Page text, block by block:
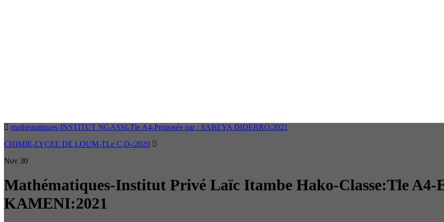
mathématiques-INSTITUT NGASSI-Tle A4-Proposée par : SABEYA DIDERRO:2021
CHIMIE-LYCEE DE LOUM-TLe C,D-:2020
Nov 30
Mathématiques-Institut Privé Laïc Itambe Hako-Classe:Tle
KAMENI:2021